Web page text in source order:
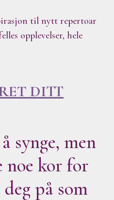
til nytt repertoar
opplevelser, hele
DITT
synge, men
kor for
på som